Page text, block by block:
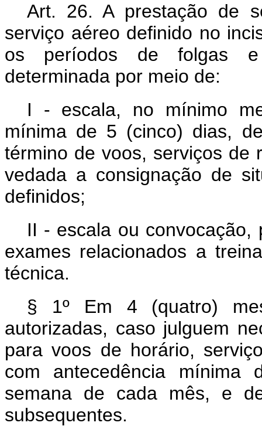
Art. 26. A prestação de
serviço aéreo definido no
os períodos de folgas e
determinada por meio de:
I - escala, no mínimo
mínima de 5 (cinco) dias,
término de voos, serviços de
vedada a consignação de
definidos;
II - escala ou convocação,
exames relacionados a
técnica.
§ 1º Em 4 (quatro)
autorizadas, caso julguem
para voos de horário,
com antecedência
semana de cada mês, e
subsequentes.